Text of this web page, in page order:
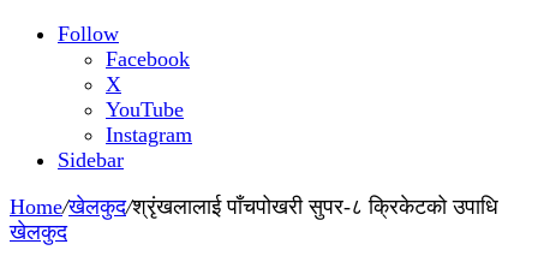
Follow
Facebook
X
YouTube
Instagram
Sidebar
Home/खेलकुद/श्रृंखलालाई पाँचपोखरी सुपर-८ क्रिकेटको उपाधि
खेलकुद